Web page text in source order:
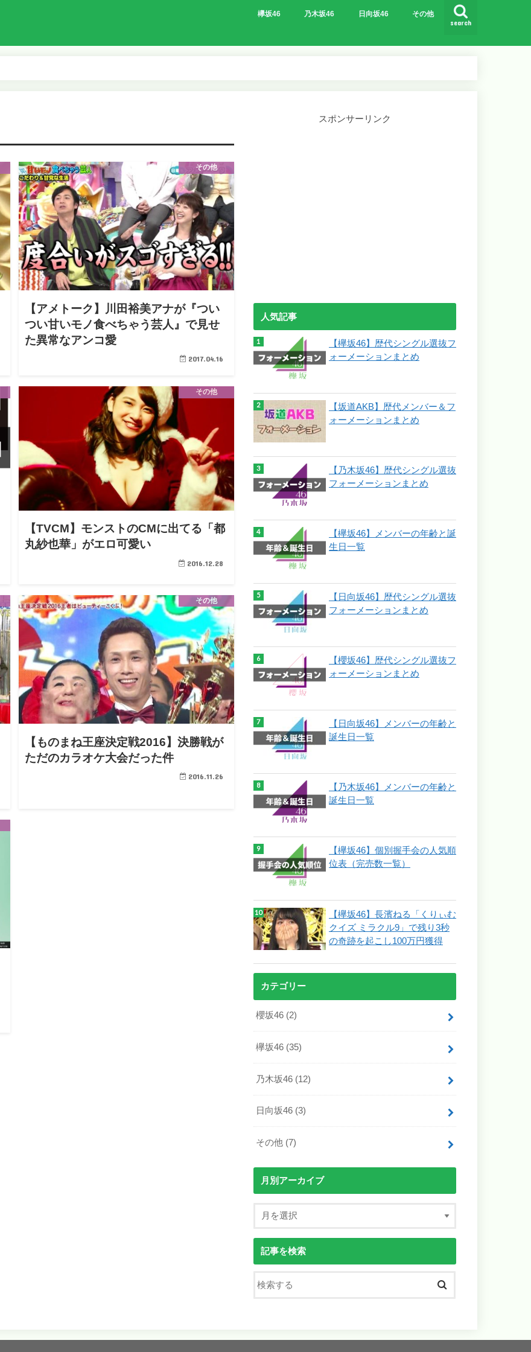
search
欅坂46 乃木坂46 日向坂46 その他
その他
【アメトーク】川田裕美アナが『つい
つい甘いモノ食べちゃう芸人』で見せ
た異常なアンコ愛
2017.04.16
その他
【TVCM】モンストのCMに出てる「都
丸紗也華」がエロ可愛い
2016.12.28
その他
【ものまね王座決定戦2016】決勝戦が
ただのカラオケ大会だった件
2016.11.26
スポンサーリンク
人気記事
【欅坂46】歴代シングル選抜フ
ォーメーションまとめ
【坂道AKB】歴代メンバー＆フ
ォーメーションまとめ
【乃木坂46】歴代シングル選抜
フォーメーションまとめ
【欅坂46】メンバーの年齢と誕
生日一覧
【日向坂46】歴代シングル選抜
フォーメーションまとめ
【櫻坂46】歴代シングル選抜フ
ォーメーションまとめ
【日向坂46】メンバーの年齢と
誕生日一覧
【乃木坂46】メンバーの年齢と
誕生日一覧
【欅坂46】個別握手会の人気順
位表（完売数一覧）
【欅坂46】長濱ねる「くりぃむ
クイズ ミラクル9」で残り3秒
の奇跡を起こし100万円獲得
カテゴリー
櫻坂46 (2)
欅坂46 (35)
乃木坂46 (12)
日向坂46 (3)
その他 (7)
月別アーカイブ
記事を検索